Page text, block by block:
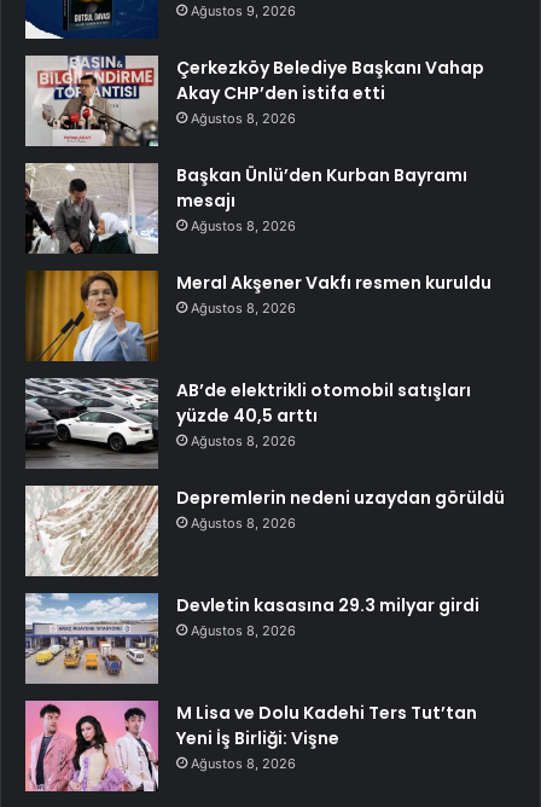
Ağustos 9, 2026
Çerkezköy Belediye Başkanı Vahap
Akay CHP’den istifa etti
Ağustos 8, 2026
Başkan Ünlü’den Kurban Bayramı
mesajı
Ağustos 8, 2026
Meral Akşener Vakfı resmen kuruldu
Ağustos 8, 2026
AB’de elektrikli otomobil satışları
yüzde 40,5 arttı
Ağustos 8, 2026
Depremlerin nedeni uzaydan görüldü
Ağustos 8, 2026
Devletin kasasına 29.3 milyar girdi
Ağustos 8, 2026
M Lisa ve Dolu Kadehi Ters Tut’tan
Yeni İş Birliği: Vişne
Ağustos 8, 2026